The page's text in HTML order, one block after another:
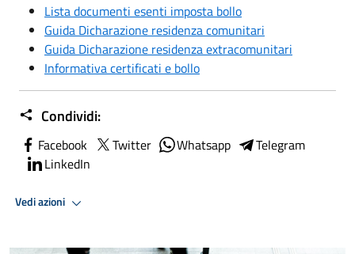
Lista documenti esenti imposta bollo
Guida Dicharazione residenza comunitari
Guida Dicharazione residenza extracomunitari
Informativa certificati e bollo
Condividi:
Facebook Twitter Whatsapp
Telegram
LinkedIn
Vedi azioni